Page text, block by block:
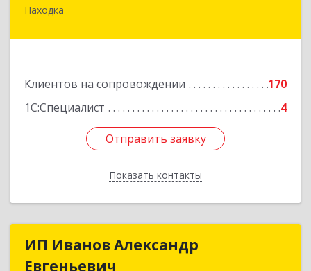
Находка
Клиентов на сопровождении
170
1С:Специалист
4
Отправить заявку
Показать контакты
Отправить заявку
Назад
ИП Иванов Александр
Евгеньевич
ИП Иванов Александр